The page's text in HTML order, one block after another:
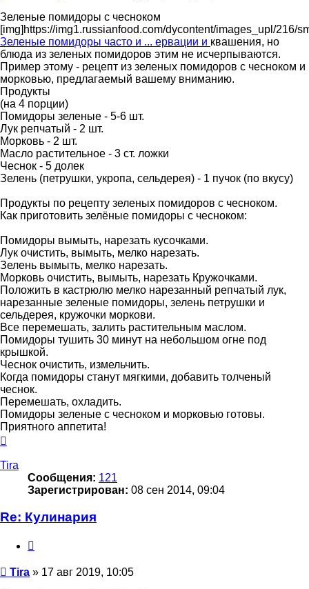
Зеленые помидоры с чесноком
[img]https://img1.russianfood.com/dycontent/images_upl/216/
Зеленые помидоры часто и ... ервации и квашения, но
блюда из зеленых помидоров этим не исчерпываются.
Пример этому - рецепт из зеленых помидоров с чесноком и
морковью, предлагаемый вашему вниманию.
Продукты
(на 4 порции)
Помидоры зеленые - 5-6 шт.
Лук репчатый - 2 шт.
Морковь - 2 шт.
Масло растительное - 3 ст. ложки
Чеснок - 5 долек
Зелень (петрушки, укропа, сельдерея) - 1 пучок (по вкусу)
Продукты по рецепту зеленых помидоров с чесноком.
Как приготовить зелёные помидоры с чесноком:
Помидоры вымыть, нарезать кусочками.
Лук очистить, вымыть, мелко нарезать.
Зелень вымыть, мелко нарезать.
Морковь очистить, вымыть, нарезать Кружочками.
Положить в кастрюлю мелко нарезанный репчатый лук,
нарезанные зеленые помидоры, зелень петрушки и
сельдерея, кружочки моркови.
Все перемешать, залить растительным маслом.
Помидоры тушить 30 минут на небольшом огне под
крышкой.
Чеснок очистить, измельчить.
Когда помидоры станут мягкими, добавить толченый
чеснок.
Перемешать, охладить.
Помидоры зеленые с чесноком и морковью готовы.
Приятного аппетита!
началу
Tira
Сообщения: 121
Зарегистрирован: 08 сен 2014, 09:04
Re: Кулинария
Сообщение
Tira » 17 авг 2019, 10:05